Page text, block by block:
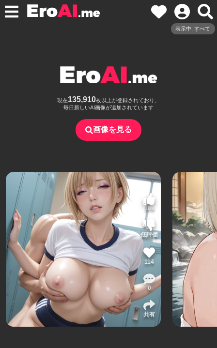
表示中: すべて
現在135,910枚以上が登録されており、
毎日新しいAI画像が追加されています
画像を見る
109
低評価
114
0
共有